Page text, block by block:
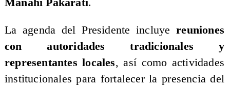
Manahi Pakarati.
La agenda del Presidente incluye reuniones
con autoridades tradicionales y
representantes locales, así como actividades
institucionales para fortalecer la presencia del